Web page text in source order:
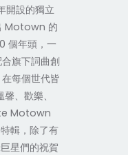
開設的獨立
Motown 的
個年頭，一
旗下詞曲創
每個世代皆
、歡樂、
Motown
輯，除了有
星們的祝賀